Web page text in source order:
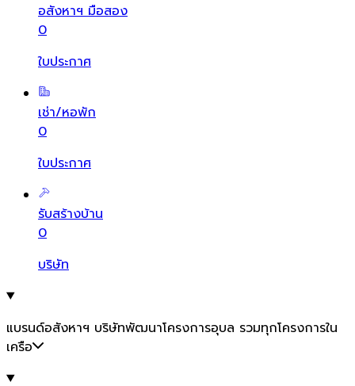
อสังหาฯ มือสอง
0
ใบประกาศ
เช่า/หอพัก
0
ใบประกาศ
รับสร้างบ้าน
0
บริษัท
แบรนด์อสังหาฯ บริษัทพัฒนาโครงการอุบล รวมทุกโครงการใน
เครือ